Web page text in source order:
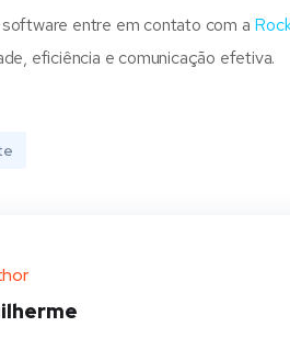
entre em contato com a
eficiência e comunicação efetiva.